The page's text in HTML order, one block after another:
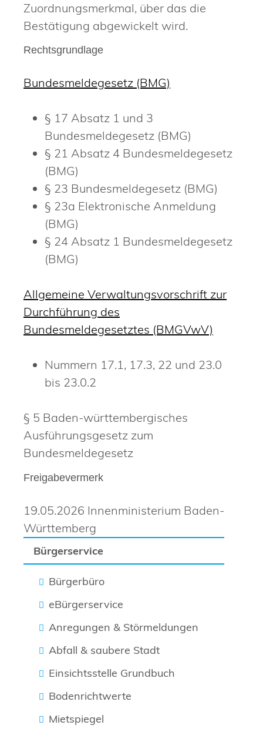
Bürgerservice
Bürgerbüro
eBürgerservice
Anregungen & Störmeldungen
Abfall & saubere Stadt
Einsichtsstelle Grundbuch
Bodenrichtwerte
Mietspiegel
Zuordnungsmerkmal, über das die
Bestätigung abgewickelt wird.
Rechtsgrundlage
Bundesmeldegesetz (BMG)
§ 17 Absatz 1 und 3
Bundesmeldegesetz (BMG)
§ 21 Absatz 4 Bundesmeldegesetz
(BMG)
§ 23 Bundesmeldegesetz (BMG)
§ 23a Elektronische Anmeldung
(BMG)
§ 24 Absatz 1 Bundesmeldegesetz
(BMG)
Allgemeine Verwaltungsvorschrift zur
Durchführung des
Bundesmeldegesetztes (BMGVwV)
Nummern 17.1, 17.3, 22 und 23.0
bis 23.0.2
§ 5 Baden-württembergisches
Ausführungsgesetz zum
Bundesmeldegesetz
Freigabevermerk
19.05.2026 Innenministerium Baden-
Württemberg